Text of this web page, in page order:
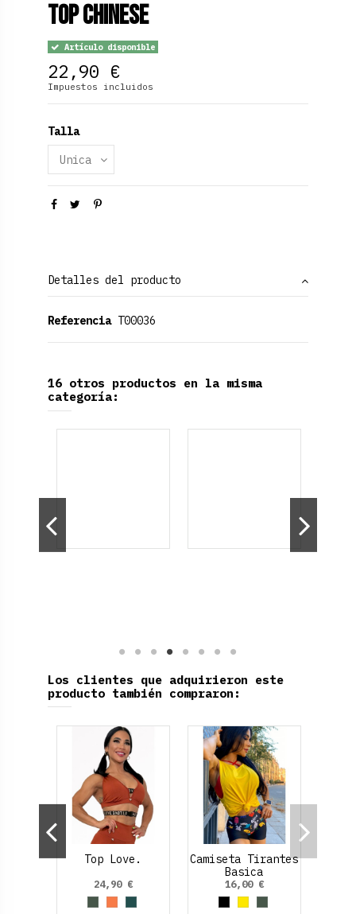
Top Chinese
Artículo disponible
22,90 €
Impuestos incluidos
Talla
Detalles del producto
Referencia T00036
16 otros productos en la misma
categoría:
Los clientes que adquirieron este
producto también compraron:
Top Love.
24,90 €
Verde Oliva
Marrón claro
Verde Medio
Camiseta Tirantes
Basica
16,00 €
NegroAmarillo
Verde Oliva